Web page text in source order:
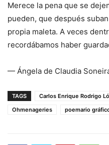
Merece la pena que se
pueden, que después
propia maleta. A veces
recordábamos haber
— Ángela de Claudia
TAGS Carlos Enrique Rodrigo
Ohmenageries
poemario